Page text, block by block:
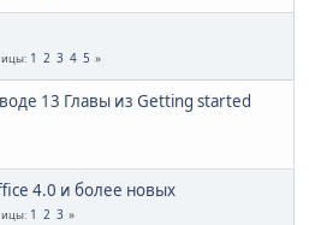
1 2 3 4 5
13 Главы из Getting started
4.0 и более новых
1 2 3